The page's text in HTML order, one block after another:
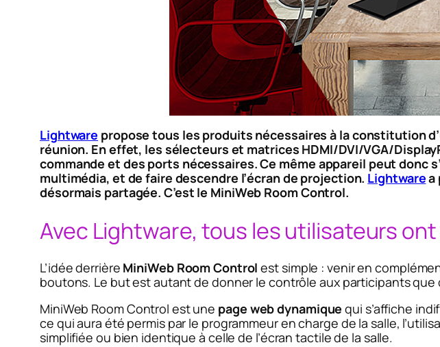
Lightware propose tous les produits nécessaires à la constitution
réunion. En effet, les sélecteurs et matrices HDMI/DVI/VGA/
commande et des ports nécessaires. Ce même appareil peut donc
multimédia, et de faire descendre l’écran de projection. Lightwarea
désormais partagée. C’est le MiniWeb Room Control.
Avec Lightware, tous les utilisateurs
L’idée derrière MiniWeb Room Control est simple : venir en
boutons. Le but est autant de donner le contrôle aux participants
MiniWeb Room Control est une page web dynamique qui s’affiche
ce qui aura été permis par le programmeur en charge de la salle,
simplifiée ou bien identique à celle de l’écran tactile de la salle.